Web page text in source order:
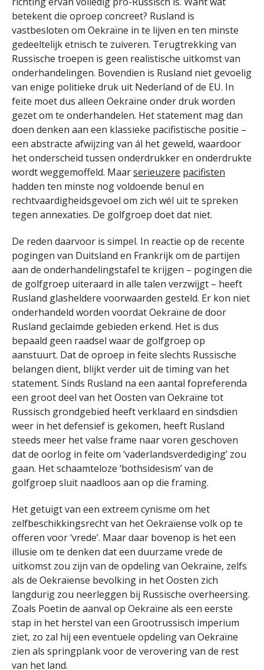
betekent die oproep concreet? Rusland is
vastbesloten om Oekraïne in te lijven en ten minste
gedeeltelijk etnisch te zuiveren. Terugtrekking van
Russische troepen is geen realistische uitkomst van
onderhandelingen. Bovendien is Rusland niet gevoelig
van enige politieke druk uit Nederland of de EU. In
feite moet dus alleen Oekraïne onder druk worden
gezet om te onderhandelen. Het statement mag dan
doen denken aan een klassieke pacifistische positie –
een abstracte afwijzing van ál het geweld, waardoor
het onderscheid tussen onderdrukker en onderdrukte
wordt weggemoffeld. Maarserieuzere pacifisten
hadden ten minste nog voldoende benul en
rechtvaardigheidsgevoel om zich wél uit te spreken
tegen annexaties. De golfgroep doet dat niet.
De reden daarvoor is simpel. In reactie op de recente
pogingen van Duitsland en Frankrijk om de partijen
aan de onderhandelingstafel te krijgen – pogingen die
de golfgroep uiteraard in alle talen verzwijgt – heeft
Rusland glasheldere voorwaarden gesteld. Er kon niet
onderhandeld worden voordat Oekraïne de door
Rusland geclaimde gebieden erkend. Het is dus
bepaald geen raadsel waar de golfgroep op
aanstuurt. Dat de oproep in feite slechts Russische
belangen dient, blijkt verder uit de timing van het
statement. Sinds Rusland na een aantal fopreferenda
een groot deel van het Oosten van Oekraïne tot
Russisch grondgebied heeft verklaard en sindsdien
weer in het defensief is gekomen, heeft Rusland
steeds meer het valse frame naar voren geschoven
dat de oorlog in feite om ‘vaderlandsverdediging’ zou
gaan. Het schaamteloze ‘bothsidesism’ van de
golfgroep sluit naadloos aan op die framing.
Het getuigt van een extreem cynisme om het
zelfbeschikkingsrecht van het Oekraïense volk op te
offeren voor ‘vrede’. Maar daar bovenop is het een
illusie om te denken dat een duurzame vrede de
uitkomst zou zijn van de opdeling van Oekraïne, zelfs
als de Oekraïense bevolking in het Oosten zich
langdurig zou neerleggen bij Russische overheersing.
Zoals Poetin de aanval op Oekraïne als een eerste
stap in het herstel van een Grootrussisch imperium
ziet, zo zal hij een eventuele opdeling van Oekraïne
zien als springplank voor de verovering van de rest
van het land.